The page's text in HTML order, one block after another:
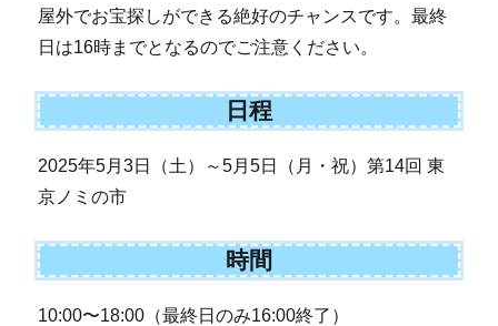
屋外でお宝探しができる絶好のチャンスです。最終
日は16時までとなるのでご注意ください。
日程
2025年5月3日（土）～5月5日（月・祝）第14回 東
京ノミの市
時間
10:00〜18:00（最終日のみ16:00終了）